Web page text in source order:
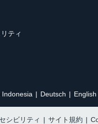
ティ
Indonesia Deutsch English
シビリティ | サイト規約 |